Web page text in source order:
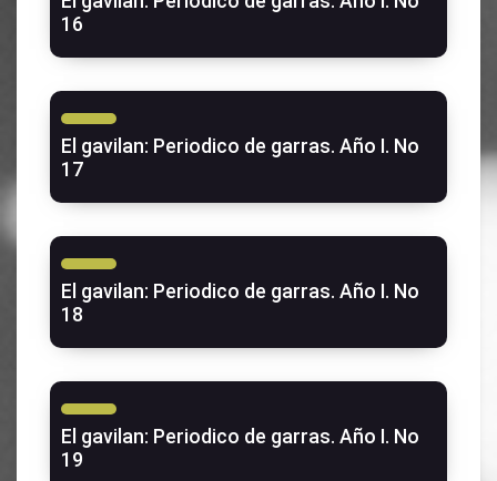
16
El gavilan: Periodico de garras. Año I. No
17
El gavilan: Periodico de garras. Año I. No
18
El gavilan: Periodico de garras. Año I. No
19